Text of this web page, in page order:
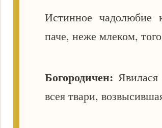
Истинное чадолюбие
паче, неже млеком,
Богородичен:
всея твари,